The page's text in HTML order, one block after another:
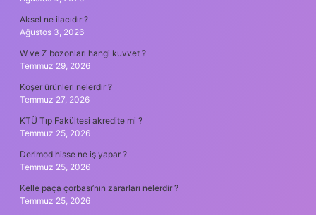
Aksel ne ilacıdır ?
Ağustos 3, 2026
W ve Z bozonları hangi kuvvet ?
Temmuz 29, 2026
Koşer ürünleri nelerdir ?
Temmuz 27, 2026
KTÜ Tıp Fakültesi akredite mi ?
Temmuz 25, 2026
Derimod hisse ne iş yapar ?
Temmuz 25, 2026
Kelle paça çorbası’nın zararları nelerdir ?
Temmuz 25, 2026